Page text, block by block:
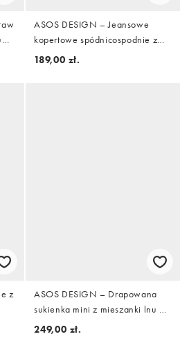
ASOS DESIGN – Jeansowe
kopertowe spódnicospodnie z
efektem wybielenia
189,00 zł.
z
ASOS DESIGN – Drapowana
sukienka mini z mieszanki lnu w
naturalnym kolorze
249,00 zł.